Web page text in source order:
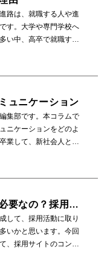
路は、就職する人や進
す。大学や専門学校へ
い中、高卒で就職する
高卒で就職する理由」
ュニケーション
集部です。本コラムで
ニケーションをどのよ
業して、新社会人とな
育むことができるの
要なの？採用サ
について
して、採用活動に取り
いかと思います。今回
、採用サイトのコンテ